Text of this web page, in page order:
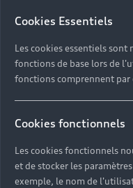
Cookies Essentiels
Les cookies essentiels sont
fonctions de base lors de
fonctions comprennent par
Cookies fonctionnels
Les cookies fonctionnels
et de stocker les
exemple, le nom de